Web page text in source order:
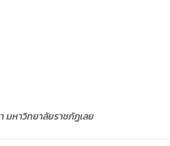
หาวิทยาลัยราชภัฏเลย